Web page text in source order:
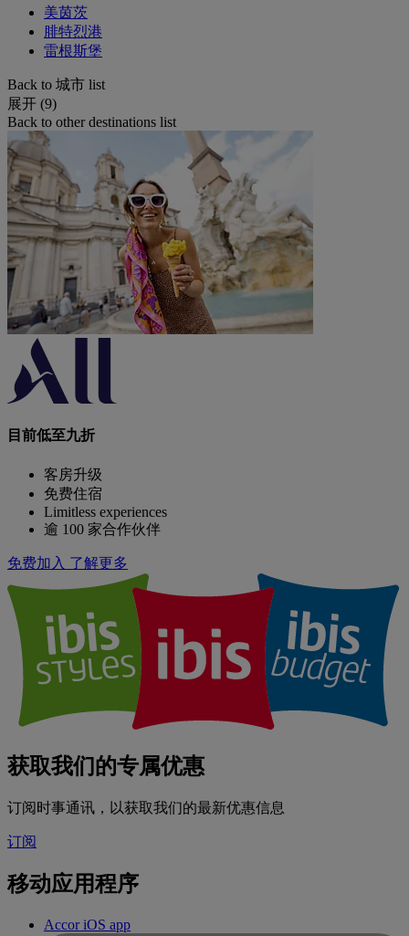
美茵茨
腓特烈港
雷根斯堡
Back to 城市 list
展开 (9)
Back to other destinations list
目前低至九折
客房升级
免费住宿
Limitless experiences
逾 100 家合作伙伴
免费加入 了解更多
获取我们的专属优惠
订阅时事通讯，以获取我们的最新优惠信息
订阅
移动应用程序
Accor iOS app